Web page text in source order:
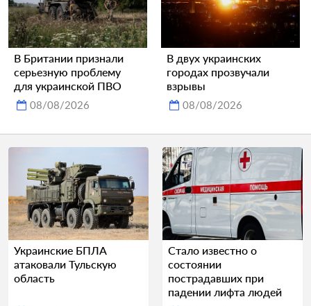
В Британии признали
серьезную проблему
для украинской ПВО
08/08/2026
В двух украинских
городах прозвучали
взрывы
08/08/2026
Украинские БПЛА
атаковали Тульскую
область
Стало известно о
состоянии
пострадавших при
падении лифта людей